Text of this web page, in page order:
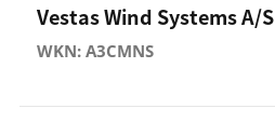
Vestas Wind Systems A/S
WKN: A3CMNS